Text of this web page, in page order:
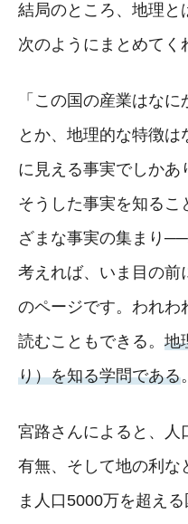
結局のところ、地理と
次のようにまとめてく
「この国の産業はな
とか、地理的な特徴は
に見える事実でしかあ
そうした事実を知るこ
ざまな事実の集まり
考えれば、いま目の前
のページです。われわ
読むこともできる。 地
り）を知る学問である
宮路さんによると、人
有無、そして地の利な
ま人口5000万を超え